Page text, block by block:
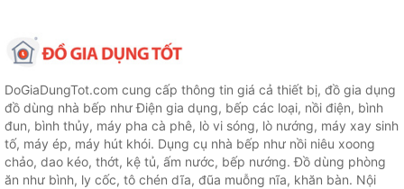
DoGiaDungTot.com cung cấp thông tin giá cả thiết bị, đồ gia dụng
đồ dùng nhà bếp như Điện gia dụng, bếp các loại, nồi điện, bình
đun, bình thủy, máy pha cà phê, lò vi sóng, lò nướng, máy xay sinh
tố, máy ép, máy hút khói. Dụng cụ nhà bếp như nồi niêu xoong
chảo, dao kéo, thớt, kệ tủ, ấm nước, bếp nướng. Đồ dùng phòng
ăn như bình, ly cốc, tô chén dĩa, đũa muỗng nĩa, khăn bàn. Nội